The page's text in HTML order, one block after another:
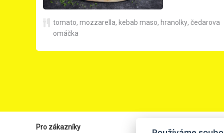
tomato, mozzarella, kebab maso, hranolky, čedarova
omáčka
Pro zákazníky